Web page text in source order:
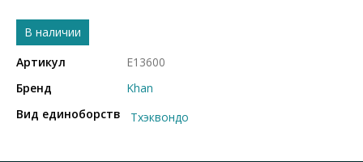
В наличии
Артикул
E13600
Бренд
Khan
Вид единоборств
Тхэквондо